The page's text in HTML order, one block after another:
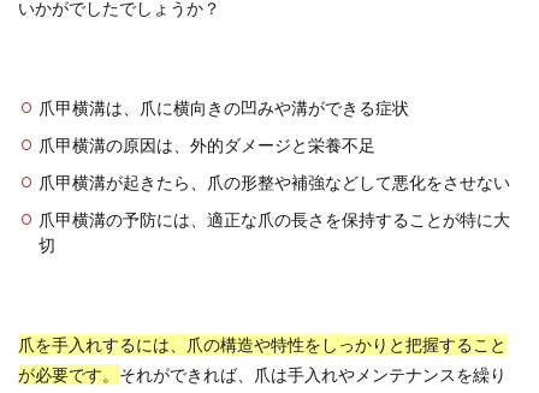
いかがでしたでしょうか？
爪甲横溝は、爪に横向きの凹みや溝ができる症状
爪甲横溝の原因は、外的ダメージと栄養不足
爪甲横溝が起きたら、爪の形整や補強などして悪化をさせない
爪甲横溝の予防には、適正な爪の長さを保持することが特に大
切
爪を手入れするには、爪の構造や特性をしっかりと把握すること
が必要です。 それができれば、爪は手入れやメンテナンスを繰り